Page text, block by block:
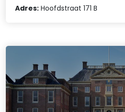
Adres: Hoofdstraat 171 B